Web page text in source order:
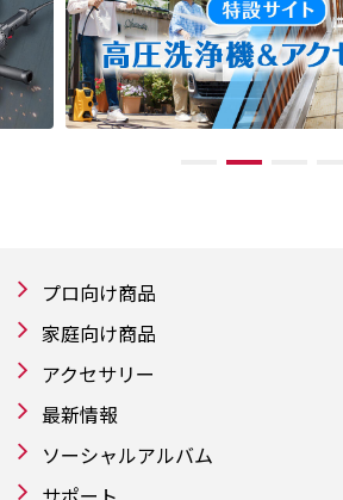
プロ向け商品
家庭向け商品
アクセサリー
最新情報
ソーシャルアルバム